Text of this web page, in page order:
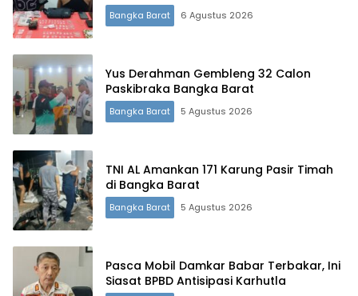
Terdepan Menyorot Fakta.
Bangka Barat 6 Agustus 2026
Yus Derahman Gembleng 32 Calon
Paskibraka Bangka Barat
Bangka Barat 5 Agustus 2026
TNI AL Amankan 171 Karung Pasir Timah
di Bangka Barat
Bangka Barat 5 Agustus 2026
Pasca Mobil Damkar Babar Terbakar, Ini
Siasat BPBD Antisipasi Karhutla